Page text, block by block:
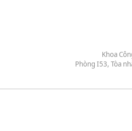
Khoa
Phòng I53, Tòa